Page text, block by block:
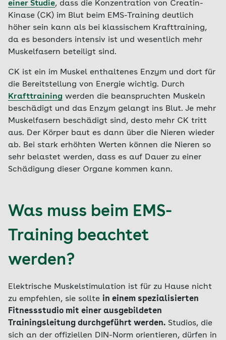
einer Studie, dass die Konzentration von Creatin-
Kinase (CK) im Blut beim EMS-Training deutlich
höher sein kann als bei klassischem Krafttraining,
da es besonders intensiv ist und wesentlich mehr
Muskelfasern beteiligt sind.
CK ist ein im Muskel enthaltenes Enzym und dort für
die Bereitstellung von Energie wichtig. Durch
Krafttraining werden die beanspruchten Muskeln
beschädigt und das Enzym gelangt ins Blut. Je mehr
Muskelfasern beschädigt sind, desto mehr CK tritt
aus. Der Körper baut es dann über die Nieren wieder
ab. Bei stark erhöhten Werten können die Nieren so
sehr belastet werden, dass es auf Dauer zu einer
Schädigung dieser Organe kommen kann.
Was muss beim EMS-
Training beachtet
werden?
Elektrische Muskelstimulation ist für zu Hause nicht
zu empfehlen, sie sollte in einem spezialisierten
Fitnessstudio mit einer ausgebildeten
Trainingsleitung durchgeführt werden. Studios, die
sich an der offiziellen DIN-Norm orientieren, dürfen in